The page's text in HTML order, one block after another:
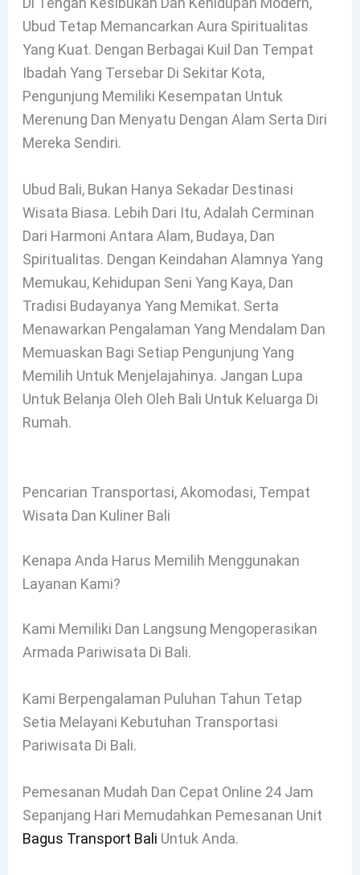
Ubud Tetap Memancarkan Aura Spiritualitas
Yang Kuat. Dengan Berbagai Kuil Dan Tempat
Ibadah Yang Tersebar Di Sekitar Kota,
Pengunjung Memiliki Kesempatan Untuk
Merenung Dan Menyatu Dengan Alam Serta Diri
Mereka Sendiri.
Ubud Bali, Bukan Hanya Sekadar Destinasi
Wisata Biasa. Lebih Dari Itu, Adalah Cerminan
Dari Harmoni Antara Alam, Budaya, Dan
Spiritualitas. Dengan Keindahan Alamnya Yang
Memukau, Kehidupan Seni Yang Kaya, Dan
Tradisi Budayanya Yang Memikat. Serta
Menawarkan Pengalaman Yang Mendalam Dan
Memuaskan Bagi Setiap Pengunjung Yang
Memilih Untuk Menjelajahinya. Jangan Lupa
Untuk Belanja Oleh Oleh Bali Untuk Keluarga Di
Rumah.
Pencarian Transportasi, Akomodasi, Tempat
Wisata Dan Kuliner Bali
Kenapa Anda Harus Memilih Menggunakan
Layanan Kami?
Kami Memiliki Dan Langsung Mengoperasikan
Armada Pariwisata Di Bali.
Kami Berpengalaman Puluhan Tahun Tetap
Setia Melayani Kebutuhan Transportasi
Pariwisata Di Bali.
Pemesanan Mudah Dan Cepat Online 24 Jam
Sepanjang Hari Memudahkan Pemesanan Unit
Bagus Transport Bali Untuk Anda.